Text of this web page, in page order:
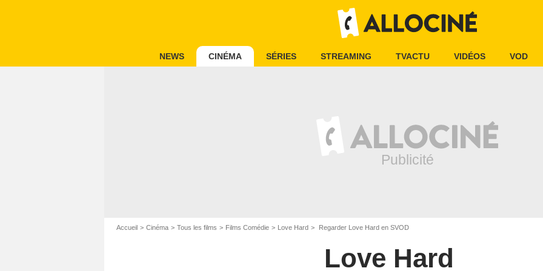
NEWS CINÉMA SÉRIES STREAMING TVACTU VIDÉOS VOD
Accueil Cinéma Tous les films Films Comédie Love Hard Regarder Love Hard en SVOD
Love Hard